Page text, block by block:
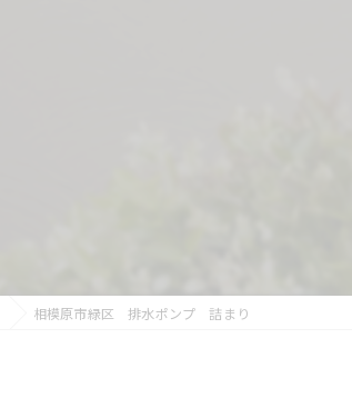
相模原市緑区 排水ポンプ 詰まり